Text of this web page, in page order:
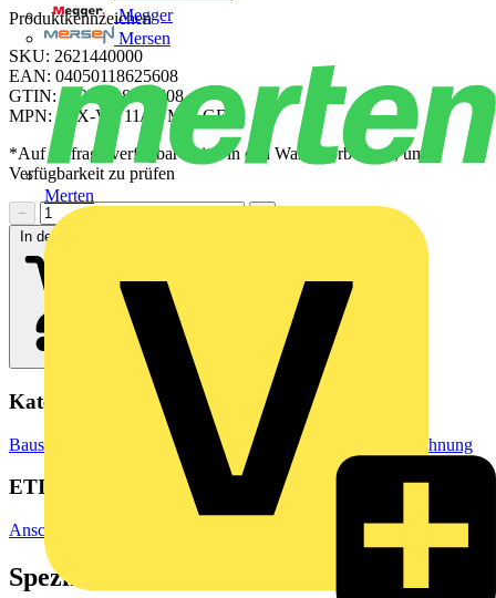
Megger
Mersen
Merten
Produktkennzeichen
SKU: 2621440000
EAN: 04050118625608
GTIN: 04050118625608
MPN: SFX-VT 11/60 MM GE
*Auf Anfrage verfügbar - bitte in den Warenkorb legen, um
Verfügbarkeit zu prüfen
−
In den Warenkorb
Kategorien
Baustoffe & Verbrauchsmaterialien Markierung & Kennzeichnung
ETIM Group
Anschluss- und Verbindungstechnik/Isoliermaterial (Elektro)
Spezifikationen